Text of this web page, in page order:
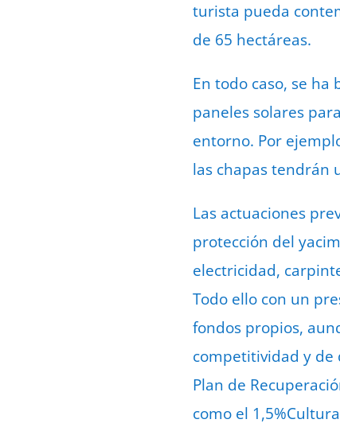
turista pueda
de 65 hectáreas.
En todo caso, se
paneles solares
entorno. Por
las chapas tendrán
Las actuaciones
protección del
electricidad,
Todo ello con un
fondos propios,
competitividad y de
Plan de
como el